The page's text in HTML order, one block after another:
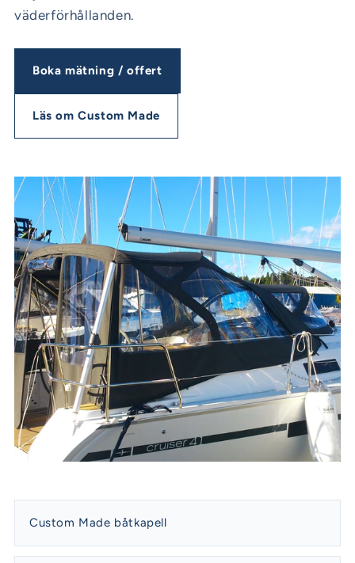
väderförhållanden.
Boka mätning / offert
Läs om Custom Made
Custom Made båtkapell